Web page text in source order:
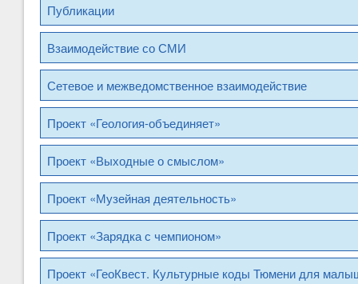
Публикации
Взаимодействие со СМИ
Сетевое и межведомственное взаимодействие
Проект «Геология-объединяет»
Проект «Выходные о смыслом»
Проект «Музейная деятельность»
Проект «Зарядка с чемпионом»
Проект «ГеоКвест. Культурные коды Тюмени для